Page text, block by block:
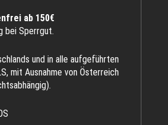
ab 150€
bei Sperrgut.
und in alle aufgeführten
mit Ausnahme von Österreich